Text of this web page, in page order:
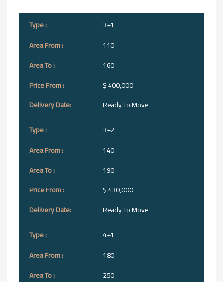
3+1
110
160
$ 400,000
Ready To Move
3+2
140
190
$ 430,000
Ready To Move
4+1
180
250